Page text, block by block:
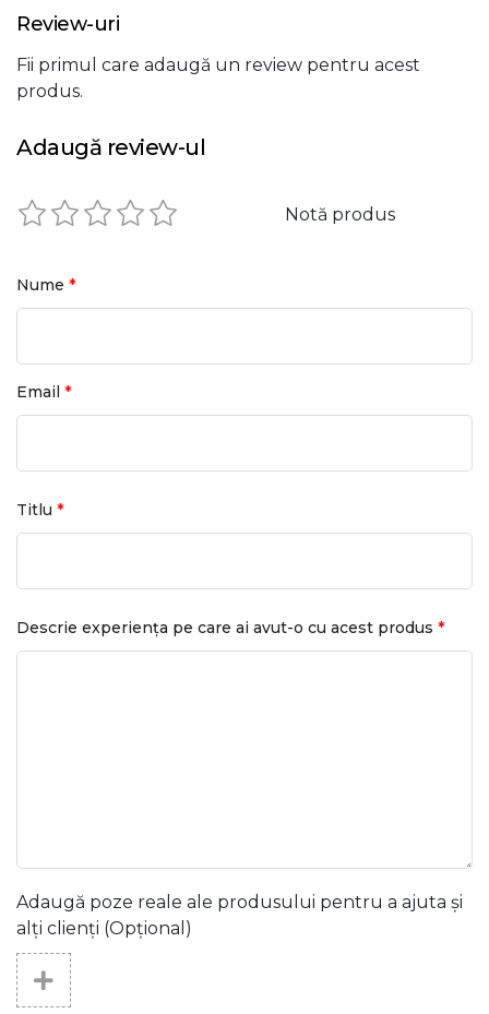
Review-uri
Fii primul care adaugă un review pentru acest
produs.
Adaugă review-ul
Notă produs
Nume *
Email *
Titlu *
Descrie experiența pe care ai avut-o cu acest produs *
Adaugă poze reale ale produsului pentru a ajuta și
alți clienți (Opțional)